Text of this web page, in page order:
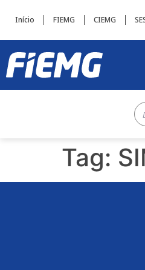
Início FIEMG CIEMG
Tag: